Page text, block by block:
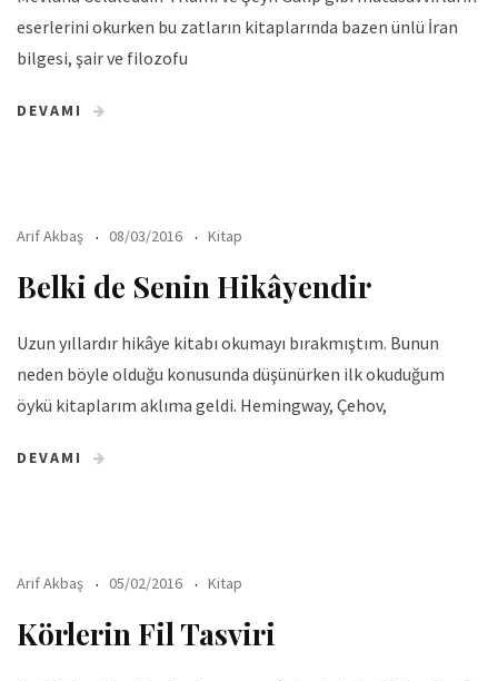
eserlerini okurken bu zatların kitaplarında bazen ünlü İran
bilgesi, şair ve filozofu
DEVAMI
Arif Akbaş 08/03/2016 Kitap
Belki de Senin Hikâyendir
Uzun yıllardır hikâye kitabı okumayı bırakmıştım. Bunun
neden böyle olduğu konusunda düşünürken ilk okuduğum
öykü kitaplarım aklıma geldi. Hemingway, Çehov,
DEVAMI
Arif Akbaş 05/02/2016 Kitap
Körlerin Fil Tasviri